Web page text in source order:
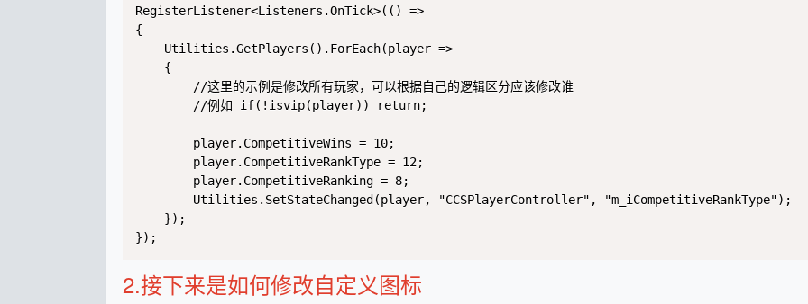
RegisterListener<Listeners.OnTick>(() =>
{
    Utilities.GetPlayers().ForEach(player =>
    {
        //这里的示例是修改所有玩家，可以根据自己的逻辑区分应该修改谁
        //例如 if(!isvip(player)) return;
        player.CompetitiveWins = 10;
        player.CompetitiveRankType = 12;
        player.CompetitiveRanking = 8;
        Utilities.SetStateChanged(player, "CCSPlayerController", "m_iCompetitiveRankType");
    });
});
2.接下来是如何修改自定义图标